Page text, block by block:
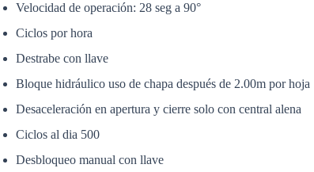
Velocidad de operación: 28 seg a 90°
Ciclos por hora
Destrabe con llave
Bloque hidráulico uso de chapa después de 2.00m por hoja
Desaceleración en apertura y cierre solo con central alena
Ciclos al dia 500
Desbloqueo manual con llave